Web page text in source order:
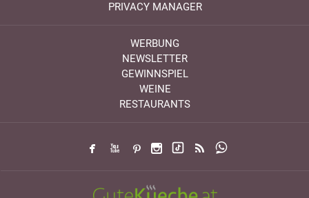
PRIVACY MANAGER
WERBUNG
NEWSLETTER
GEWINNSPIEL
WEINE
RESTAURANTS